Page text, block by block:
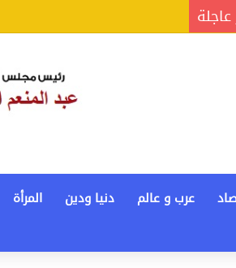
عاجلة
عرب و عالم دنيا ودين المرأة